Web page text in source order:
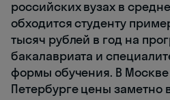
российских вузах в
обходится студенту
тысяч рублей в год на
бакалавриата и
формы обучения. В Москве
Петербурге цены заметно